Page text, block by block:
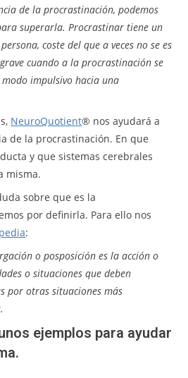
de la procrastinación, podemos
superarla. Procrastinar tiene un
coste del que a veces no se es
cuando a la procrastinación se
impulsivo hacia una
NeuroQuotient® nos ayudará a
de la procrastinación. En que
y que sistemas cerebrales
misma.
sobre que es la
por definirla. Para ello nos
:
o posposición es la acción o
o situaciones que deben
por otras situaciones más
ejemplos para ayudar